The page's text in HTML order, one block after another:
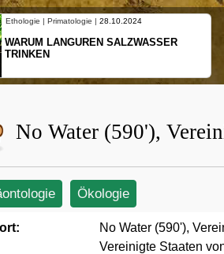
No Water (590'),
Ökologie
No Water (590'),
Vereinigte Staaten